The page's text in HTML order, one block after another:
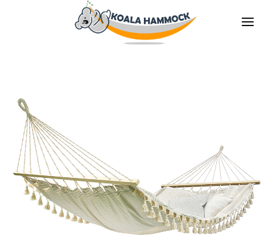
GDZIE KUPIĆ
ZOSTAŃ DYSTRYBUTOREM
MEDIA
KONTAKT
PL